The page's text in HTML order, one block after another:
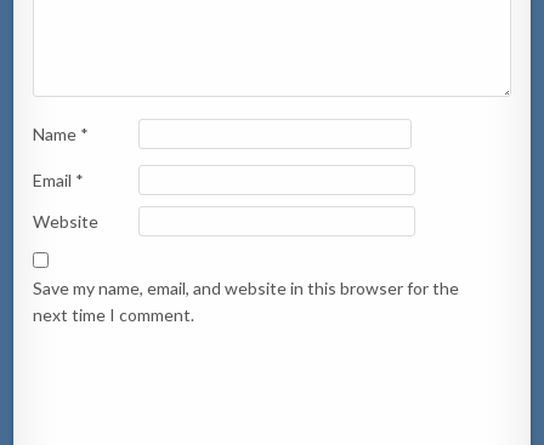
Name *
Email *
Website
Save my name, email, and website in this browser for the
next time I comment.